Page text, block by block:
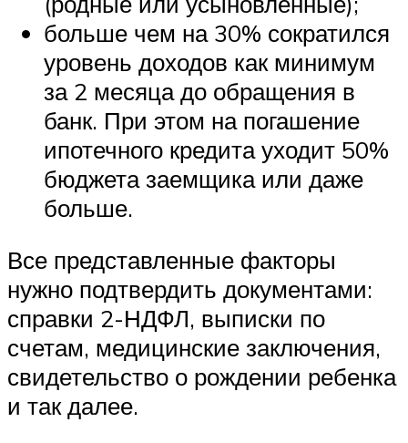
больше чем на 30% сократился
уровень доходов как минимум
за 2 месяца до обращения в
банк. При этом на погашение
ипотечного кредита уходит 50%
бюджета заемщика или даже
больше.
Все представленные факторы
нужно подтвердить документами:
справки 2-НДФЛ, выписки по
счетам, медицинские заключения,
свидетельство о рождении ребенка
и так далее.